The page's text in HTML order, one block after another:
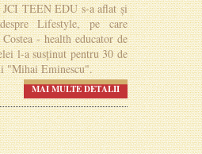
JCI TEEN EDU s-a aflat și
Lifestyle, pe care
- health educator de
l-a susținut pentru 30 de
"Mihai Eminescu".
MAI MULTE DETALII